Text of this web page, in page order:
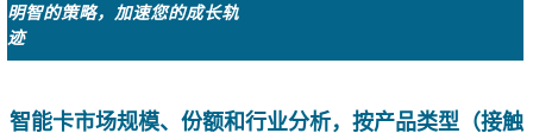
明智的策略，加速您的成长轨
迹
智能卡市场规模、份额和行业分析，按产品类型（接触